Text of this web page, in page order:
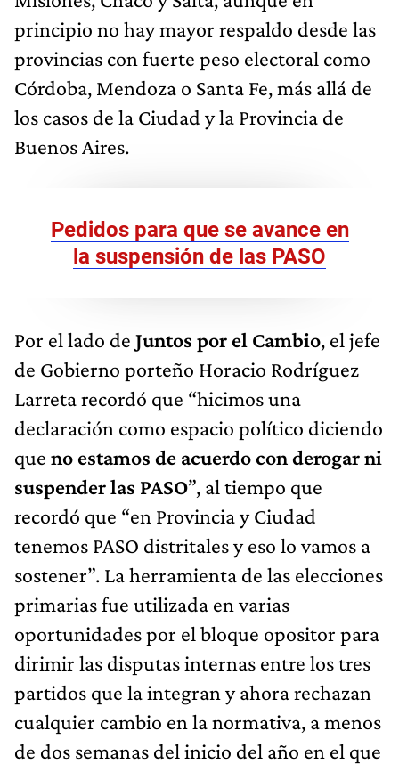
principio no hay mayor respaldo desde las
provincias con fuerte peso electoral como
Córdoba, Mendoza o Santa Fe, más allá de
los casos de la Ciudad y la Provincia de
Buenos Aires.
Pedidos para que se avance en
la suspensión de las PASO
Por el lado de Juntos por el Cambio, el jefe
de Gobierno porteño Horacio Rodríguez
Larreta recordó que “hicimos una
declaración como espacio político diciendo
que no estamos de acuerdo con derogar ni
suspender las PASO”, al tiempo que
recordó que “en Provincia y Ciudad
tenemos PASO distritales y eso lo vamos a
sostener”. La herramienta de las elecciones
primarias fue utilizada en varias
oportunidades por el bloque opositor para
dirimir las disputas internas entre los tres
partidos que la integran y ahora rechazan
cualquier cambio en la normativa, a menos
de dos semanas del inicio del año en el que